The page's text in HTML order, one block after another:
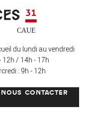
du lundi au vendredi
12h / 14h - 17h
: 9h - 12h
NOUS CONTACTER